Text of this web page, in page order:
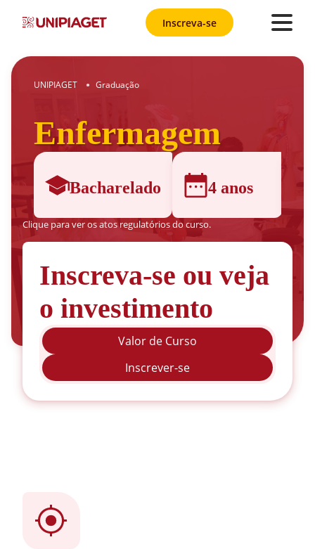
Inscreva-se
UNIPIAGET ● Graduação
Enfermagem
Bacharelado 4 anos
Inscreva-se ou veja
o investimento
Valor de Curso
Inscrever-se
Clique para ver os atos regulatórios do curso.